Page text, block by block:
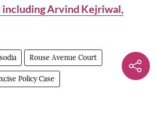
including Arvind Kejriwal,
Rouse Avenue Court
Policy Case